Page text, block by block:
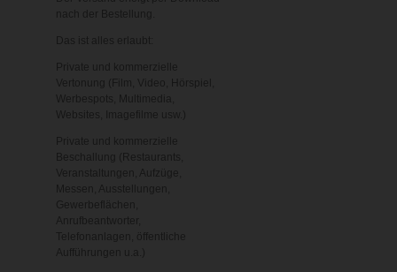
nach der Bestellung.
Das ist alles erlaubt:
Private und kommerzielle
Vertonung (Film, Video, Hörspiel,
Werbespots, Multimedia,
Websites, Imagefilme usw.)
Private und kommerzielle
Beschallung (Restaurants,
Veranstaltungen, Aufzüge,
Messen, Ausstellungen,
Gewerbeflächen,
Anrufbeantworter,
Telefonanlagen, öffentliche
Aufführungen u.a.)